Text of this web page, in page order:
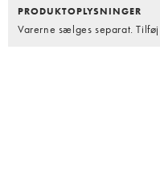
PRODUKTOPLYSNINGER
Varerne sælges separat.